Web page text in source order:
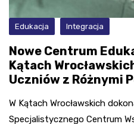
Edukacja Integracja
Nowe Centrum
Kątach
Uczniów z Różnymi
W Kątach Wrocławskich
Specjalistycznego Centrum